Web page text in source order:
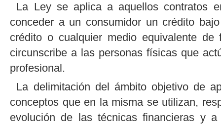
La Ley se aplica a aquellos contratos
conceder a un consumidor un crédito
crédito o cualquier medio equivalente de
circunscribe a las personas físicas que
profesional.
La delimitación del ámbito objetivo de
conceptos que en la misma se utilizan,
evolución de las técnicas financieras y